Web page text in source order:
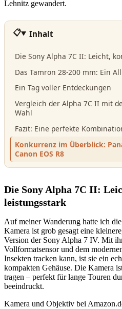
Lehnitz gewandert.
Inhalt
Die Sony Alpha 7C II: Leicht,
Das Tamron 28-200 mm: Ein
Ein Tag voller Entdeckungen
Vergleich der Alpha 7C II mit
Wahl
Fazit: Eine perfekte
Konkurrenz im Überblick:
Canon EOS R8
Die Sony Alpha 7C II:
leistungsstark
Auf meiner Wanderung hatte ich
Kamera ist grob gesagt eine
Version der Sony Alpha 7 IV. Mit
Vollformatsensor und dem
Insekten tracken kann, ist sie ein
kompakten Gehäuse. Die Kamera
tragen – perfekt für lange Touren
beeindruckt.
Kamera und Objektiv bei